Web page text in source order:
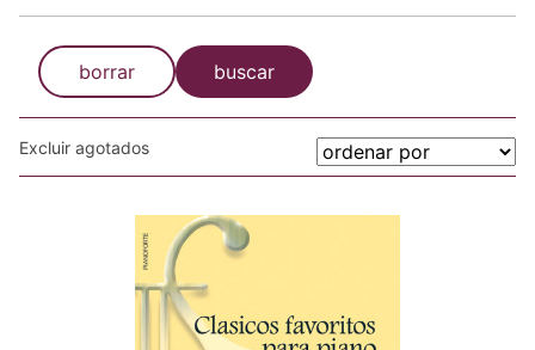
borrar buscar
Excluir agotados